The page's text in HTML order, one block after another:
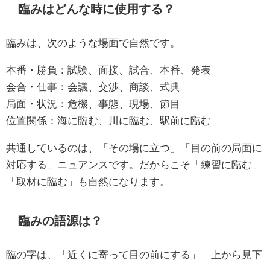
臨みはどんな時に使用する？
臨みは、次のような場面で自然です。
本番・勝負：試験、面接、試合、本番、発表
会合・仕事：会議、交渉、商談、式典
局面・状況：危機、事態、現場、節目
位置関係：海に臨む、川に臨む、駅前に臨む
共通しているのは、「その場に立つ」「目の前の局面に
対応する」ニュアンスです。だからこそ「練習に臨む」
「取材に臨む」も自然になります。
臨みの語源は？
臨の字は、「近くに寄って目の前にする」「上から見下